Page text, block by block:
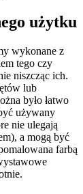
użytku
wykonane z
tego czy
niszcząc ich.
lub
było łatwo
używany
nie ulegają
a mogą być
farbą